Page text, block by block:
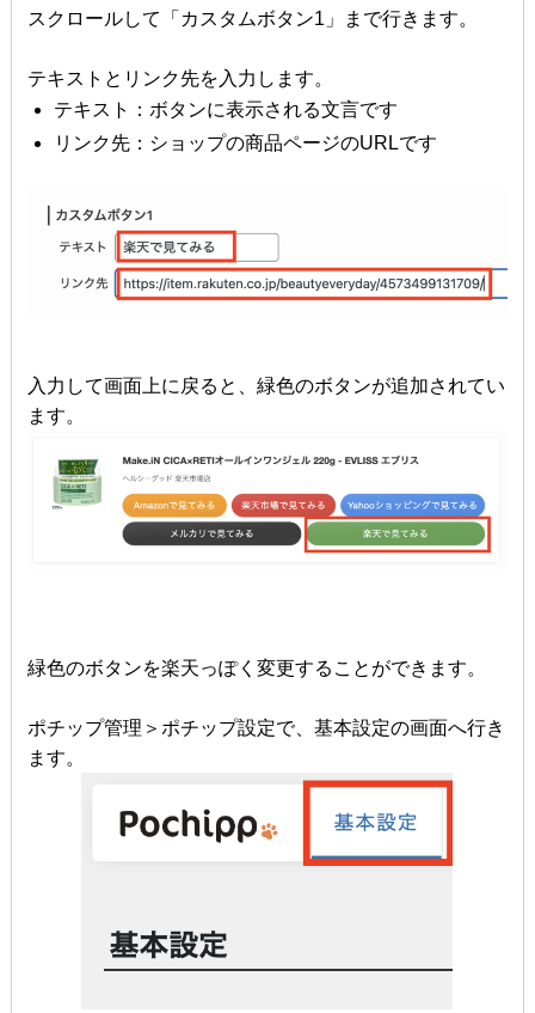
スクロールして「カスタムボタン1」まで行きます。
テキストとリンク先を入力します。
テキスト：ボタンに表示される文言です
リンク先：ショップの商品ページのURLです
入力して画面上に戻ると、緑色のボタンが追加されてい
ます。
緑色のボタンを楽天っぽく変更することができます。
ポチップ管理＞ポチップ設定で、基本設定の画面へ行き
ます。